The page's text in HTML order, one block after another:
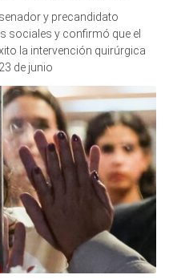
y precandidato
sociales y confirmó que el
la intervención quirúrgica
de junio